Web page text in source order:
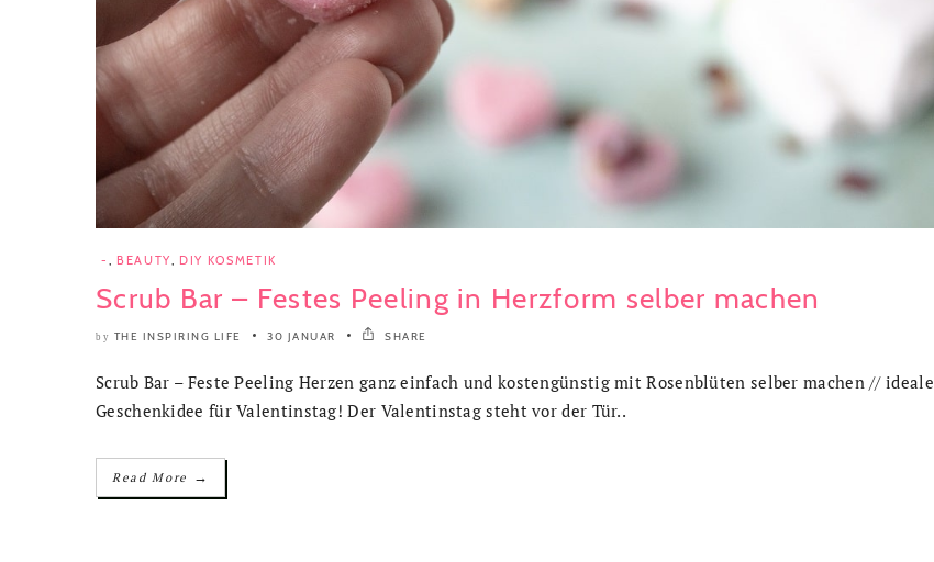
- BEAUTY DIY KOSMETIK
Scrub Bar – Festes Peeling in Herzform selber machen
by THE INSPIRING LIFE 30 JANUAR SHARE
Scrub Bar – Feste Peeling Herzen ganz einfach und kostengünstig mit Rosenblüten selber machen // ideale
Geschenkidee für Valentinstag! Der Valentinstag steht vor der Tür..
Read More →